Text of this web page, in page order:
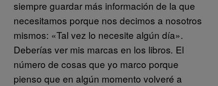
siempre guardar más información de la que
necesitamos porque nos decimos a nosotros
mismos: «Tal vez lo necesite algún día».
Deberías ver mis marcas en los libros. El
número de cosas que yo marco porque
pienso que en algún momento volveré a